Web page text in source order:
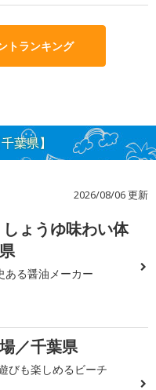
トランキング
葉県】
2026/08/06 更新
ょうゆ味わい体
ある醤油メーカー
／千葉県
びも楽しめるビーチ